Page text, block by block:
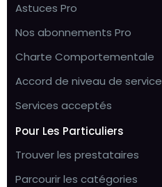
Astuces Pro
Nos abonnements Pro
Charte Comportementale
Accord de niveau de service
Services acceptés
Pour Les Particuliers
Trouver les prestataires
Parcourir les catégories